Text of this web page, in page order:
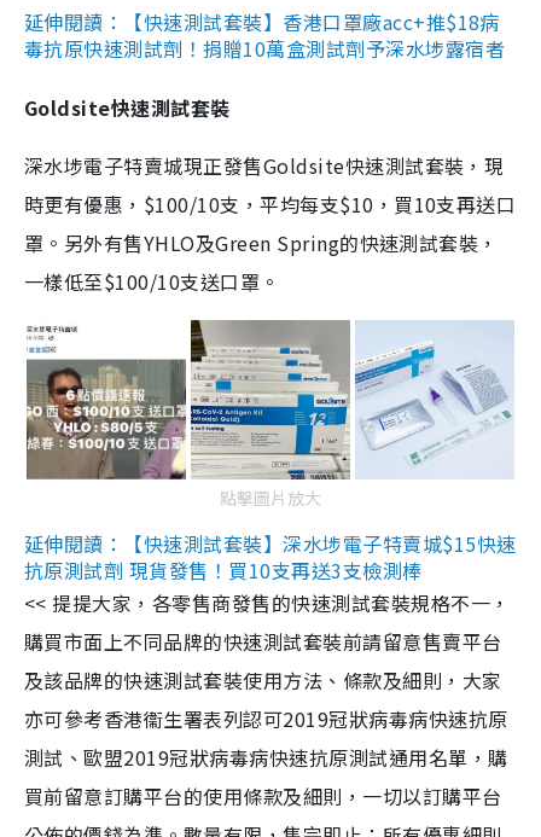
延伸閱讀：【快速測試套裝】香港口罩廠acc+推$18病
毒抗原快速測試劑！捐贈10萬盒測試劑予深水埗露宿者
Goldsite快速測試套裝
深水埗電子特賣城現正發售Goldsite快速測試套裝，現
時更有優惠，$100/10支，平均每支$10，買10支再送口
罩。另外有售YHLO及Green Spring的快速測試套裝，
一樣低至$100/10支送口罩。
點擊圖片放大
延伸閱讀：【快速測試套裝】深水埗電子特賣城$15快速
抗原測試劑 現貨發售！買10支再送3支檢測棒
<< 提提大家，各零售商發售的快速測試套裝規格不一，
購買市面上不同品牌的快速測試套裝前請留意售賣平台
及該品牌的快速測試套裝使用方法、條款及細則，大家
亦可參考香港衞生署表列認可2019冠狀病毒病快速抗原
測試、歐盟2019冠狀病毒病快速抗原測試通用名單，購
買前留意訂購平台的使用條款及細則，一切以訂購平台